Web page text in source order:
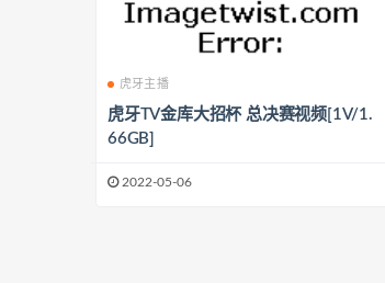
虎牙主播
虎牙TV金库大招杯 总决赛视频[1V/1.
66GB]
2022-05-06